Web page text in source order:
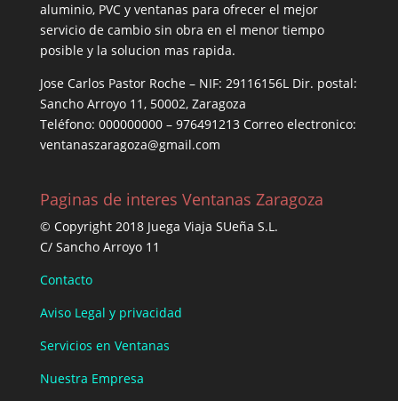
aluminio, PVC y ventanas para ofrecer el mejor
servicio de cambio sin obra en el menor tiempo
posible y la solucion mas rapida.
Jose Carlos Pastor Roche – NIF: 29116156L Dir. postal:
Sancho Arroyo 11, 50002, Zaragoza
Teléfono: 000000000 – 976491213 Correo electronico:
ventanaszaragoza@gmail.com
Paginas de interes Ventanas Zaragoza
© Copyright 2018 Juega Viaja SUeña S.L.
C/ Sancho Arroyo 11
Contacto
Aviso Legal y privacidad
Servicios en Ventanas
Nuestra Empresa